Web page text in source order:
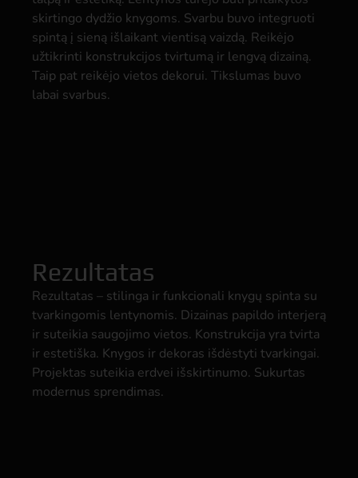
skirtingo dydžio knygoms. Svarbu buvo integruoti
spintą į sieną išlaikant vientisą vaizdą. Reikėjo
užtikrinti konstrukcijos tvirtumą ir lengvą dizainą.
Taip pat reikėjo vietos dekorui. Tikslumas buvo
labai svarbus.
Rezultatas
Rezultatas – stilinga ir funkcionali knygų spinta su
tvarkingomis lentynomis. Dizainas papildo interjerą
ir suteikia saugojimo vietos. Konstrukcija yra tvirta
ir estetiška. Knygos ir dekoras išdėstyti tvarkingai.
Projektas suteikia erdvei išskirtinumo. Sukurtas
modernus sprendimas.